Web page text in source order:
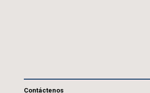
Contáctenos